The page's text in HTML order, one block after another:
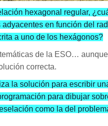
hexagonal regular,
en función del
a uno de los hexágonos?
de la ESO…
correcta.
la solución para escribir
para dibujar
como la del